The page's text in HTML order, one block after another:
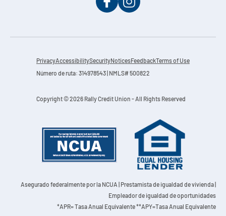
PrivacyAccessibilitySecurityNoticesFeedbackTerms of Use
Número de ruta: 314978543 | NMLS# 500822
Copyright © 2026 Rally Credit Union - All Rights Reserved
Asegurado federalmente por la NCUA | Prestamista de igualdad de vivienda |
Empleador de igualdad de oportunidades
*APR= Tasa Anual Equivalente **APY=Tasa Anual Equivalente